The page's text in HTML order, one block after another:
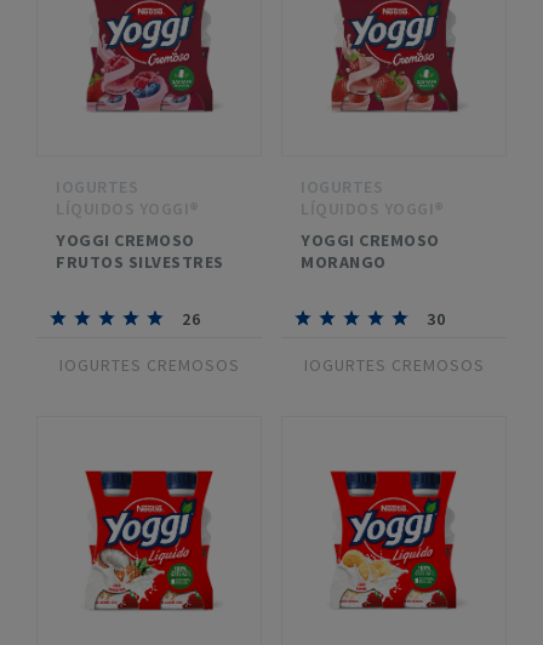
IOGURTES
LÍQUIDOS YOGGI®
YOGGI CREMOSO
FRUTOS SILVESTRES
26
IOGURTES CREMOSOS
IOGURTES
LÍQUIDOS YOGGI®
YOGGI CREMOSO
MORANGO
30
IOGURTES CREMOSOS